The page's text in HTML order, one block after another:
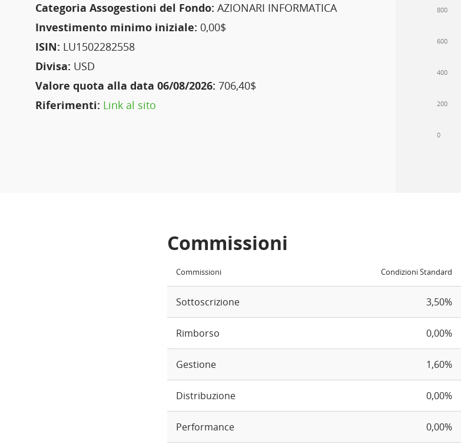
Categoria Assogestioni del Fondo: AZIONARI INFORMATICA
Investimento minimo iniziale: 0,00$
ISIN: LU1502282558
Divisa: USD
Valore quota alla data 06/08/2026: 706,40$
Riferimenti: Link al sito
0
200
400
600
800
Commissioni
Commissioni Condizioni Standard
Sottoscrizione 3,50%
Rimborso 0,00%
Gestione 1,60%
Distribuzione 0,00%
Performance 0,00%